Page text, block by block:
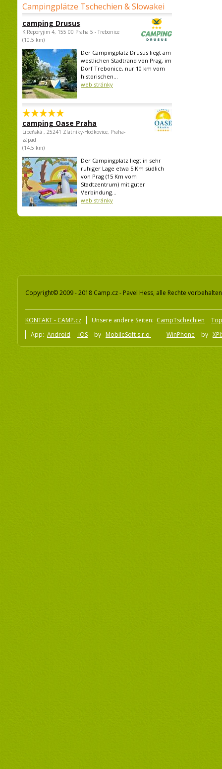
Campingplätze Tschechien & Slowakei
camping Drusus
K Reporyjim 4, 155 00 Praha 5 - Trebonice
(10,5 km)
Der Campingplatz Drusus liegt am
westlichen Stadtrand von Prag, im
Dorf Trebonice, nur 10 km vom
historischen...
web stránky
camping Oase Praha
Libeňská , 25241 Zlatníky-Hodkovice, Praha-
západ
(14,5 km)
Der Campingplatz liegt in sehr
ruhiger Lage etwa 5 Km südlich
von Prag (15 Km vom
Stadtzentrum) mit guter
Verbindung...
web stránky
Copyright© 2009 - 2018 Camp.cz - Pavel Hess, alle Rechte vorbehalten
KONTAKT - CAMP.cz Unsere andere Seiten: CampTschechien
App: Android iOS by MobileSoft s.r.o WinPhone by